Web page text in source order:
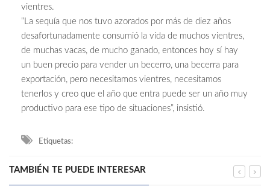
vientres.
“La sequía que nos tuvo azorados por más de diez años
desafortunadamente consumió la vida de muchos vientres,
de muchas vacas, de mucho ganado, entonces hoy sí hay
un buen precio para vender un becerro, una becerra para
exportación, pero necesitamos vientres, necesitamos
tenerlos y creo que el año que entra puede ser un año muy
productivo para ese tipo de situaciones”, insistió.
Etiquetas:
TAMBIÉN TE PUEDE INTERESAR